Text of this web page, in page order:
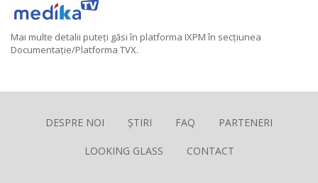
Mai multe detalii puteți găsi în platforma IXPM în secțiunea
Documentație/Platforma TVX.
DESPRE NOI ȘTIRI FAQ PARTENERI
LOOKING GLASS CONTACT